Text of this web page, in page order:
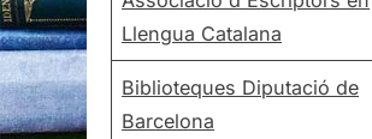
Llengua Catalana
Biblioteques Diputació de
Barcelona